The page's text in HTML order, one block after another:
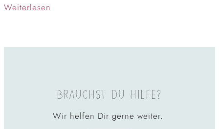
Weiterlesen
BRAUCHST DU HILFE?
Wir helfen Dir gerne weiter.